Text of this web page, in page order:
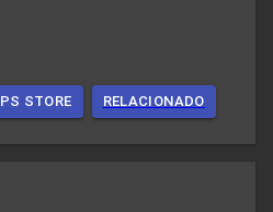
PS STORE RELACIONADO